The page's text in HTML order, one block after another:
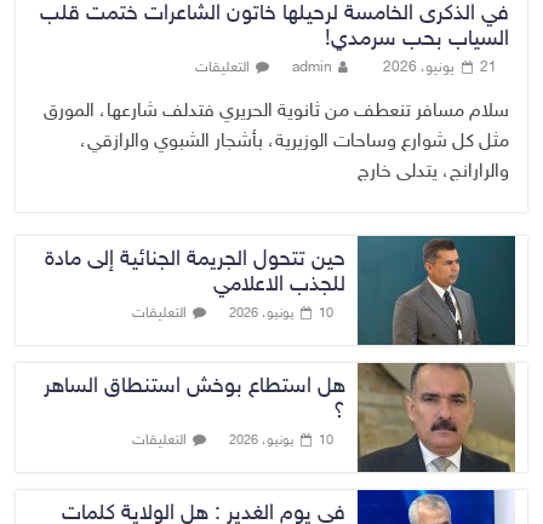
في الذكرى الخامسة لرحيلها خاتون الشاعرات ختمت قلب
السياب بحب سرمدي!
21 يونيو، 2026 admin التعليقات
سلام مسافر تنعطف من ثانوية الحريري فتدلف شارعها، المورق
مثل كل شوارع وساحات الوزيرية، بأشجار الشبوي والرازقي،
والرارانج، يتدلى خارج
حين تتحول الجريمة الجنائية إلى مادة
للجذب الاعلامي
10 يونيو، 2026 التعليقات
هل استطاع بوخش استنطاق الساهر
؟
10 يونيو، 2026 التعليقات
في يوم الغدير : هل الولاية كلمات